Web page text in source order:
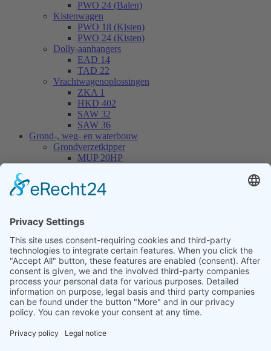
PWO 24 (Balen)
Kistenwagen
PWO 18 (Kisten)
PWO 24 (Kisten)
Dolly-aanhangers
EAD 14
TAD 22
Vrachtwagenoplossingen
ZKA 1
HKD 402
SAW 32
SAW 36
Grond-, weg- en waterbouw
Grondverzetkipper
MUP 20HP
MUP 30SP
THL 20
Containers
CONT 13
Voorraadmachines
Verhuur
Service / Werkplaats
Bedrijf
Online-Shop
Nieuws